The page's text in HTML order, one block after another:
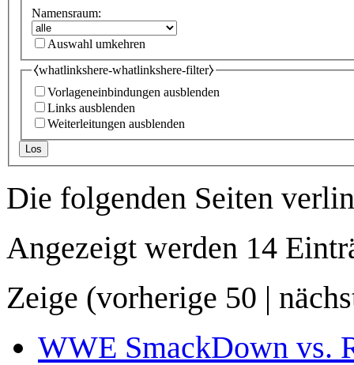
Namensraum:
Auswahl umkehren
⧼whatlinkshere-whatlinkshere-filter⧽
Vorlageneinbindungen ausblenden
Links ausblenden
Weiterleitungen ausblenden
Los
Die folgenden Seiten
Angezeigt werden 14
Zeige (vorherige 50 |
WWE SmackDown vs.